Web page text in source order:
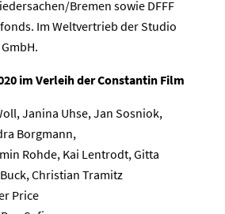
Bremen sowie DFFF
Im Weltvertrieb der Studio
im Verleih der Constantin Film
Janina Uhse, Jan Sosniok,
Borgmann,
Rohde, Kai Lentrodt, Gitta
Christian Tramitz
Price